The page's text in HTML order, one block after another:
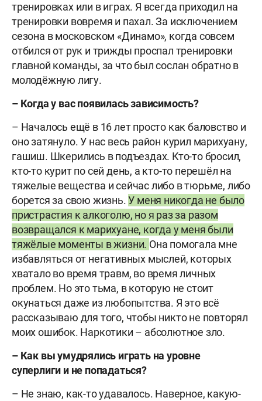
тренировках или в играх. Я всегда приходил на
тренировки вовремя и пахал. За исключением
сезона в московском «Динамо», когда совсем
отбился от рук и трижды проспал тренировки
главной команды, за что был сослан обратно в
молодёжную лигу.
– Когда у вас появилась зависимость?
– Началось ещё в 16 лет просто как баловство и
оно затянуло. У нас весь район курил марихуану,
гашиш. Шкерились в подъездах. Кто-то бросил,
кто-то курит по сей день, а кто-то перешёл на
тяжелые вещества и сейчас либо в тюрьме, либо
борется за свою жизнь. У меня никогда не было
пристрастия к алкоголю, но я раз за разом
возвращался к марихуане, когда у меня были
тяжёлые моменты в жизни. Она помогала мне
избавляться от негативных мыслей, которых
хватало во время травм, во время личных
проблем. Но это тьма, в которую не стоит
окунаться даже из любопытства. Я это всё
рассказываю для того, чтобы никто не повторял
моих ошибок. Наркотики – абсолютное зло.
– Как вы умудрялись играть на уровне
суперлиги и не попадаться?
– Не знаю, как-то удавалось. Наверное, какую-